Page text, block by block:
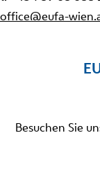
office@eufa-
Besuchen Sie